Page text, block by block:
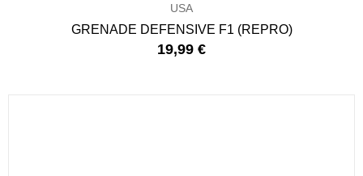
USA
GRENADE DEFENSIVE F1 (REPRO)
19,99 €